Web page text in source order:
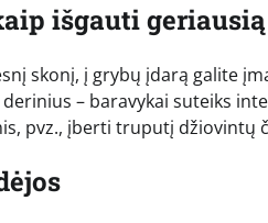
išgauti
skonį, į grybų įdarą galite
– baravykai suteiks
pvz., įberti truputį džiovintų